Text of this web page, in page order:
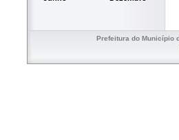
Prefeitura do Município